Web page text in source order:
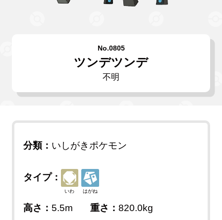
No.0805
ツンデツンデ
不明
分類： いしがきポケモン
タイプ：
いわ はがね
高さ： 5.5m 重さ：820.0kg